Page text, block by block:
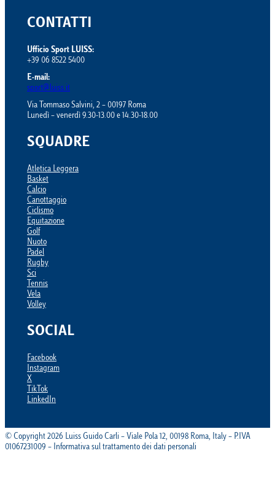
CONTATTI
Ufficio Sport LUISS:
+39 06 8522 5400
E-mail:
sport@luiss.it
Via Tommaso Salvini, 2 – 00197 Roma
Lunedì – venerdì 9.30-13.00 e 14.30-18.00
SQUADRE
Atletica Leggera
Basket
Calcio
Canottaggio
Ciclismo
Equitazione
Golf
Nuoto
Padel
Rugby
Sci
Tennis
Vela
Volley
SOCIAL
Facebook
Instagram
X
TikTok
LinkedIn
© Copyright 2026 Luiss Guido Carli – Viale Pola 12, 00198 Roma, Italy – P.IVA
01067231009 – Informativa sul trattamento dei dati personali